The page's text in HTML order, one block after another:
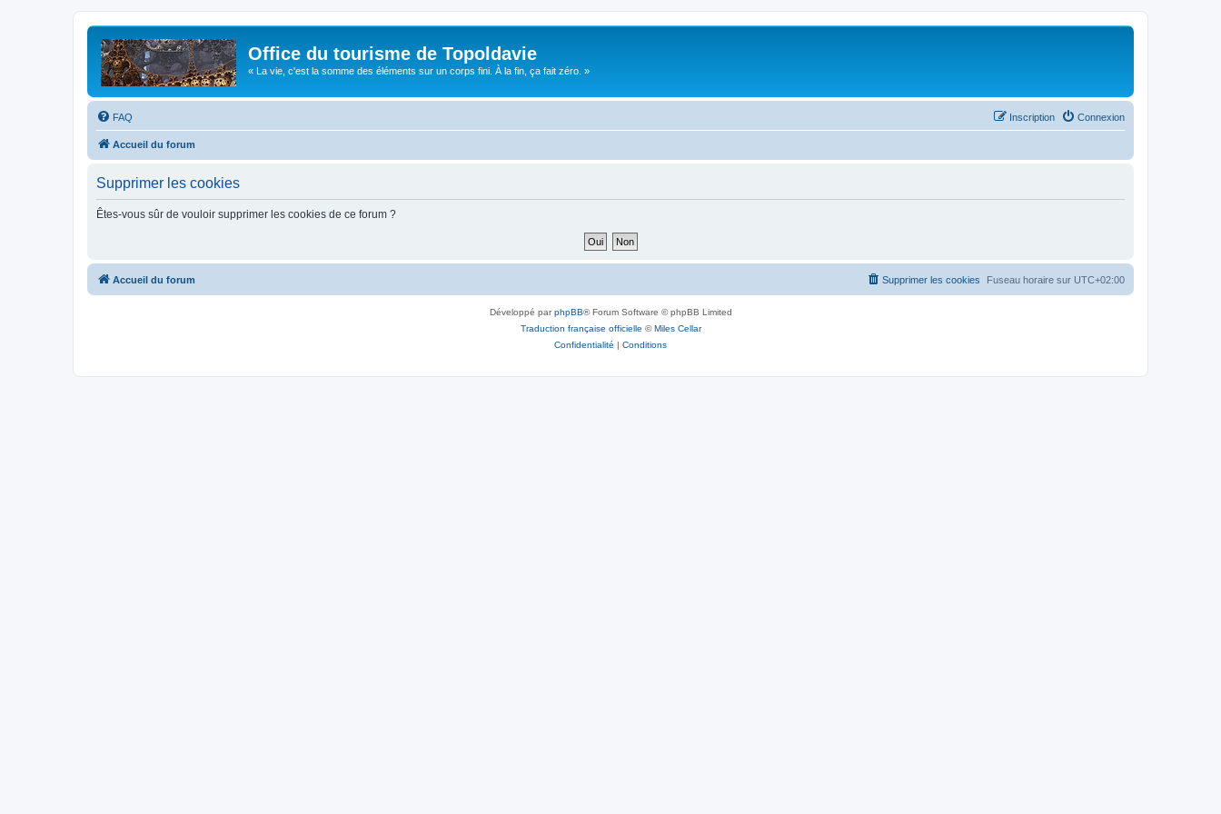
Office du tourisme de Topoldavie
« La vie, c'est la somme des éléments sur un corps fini. À la fin, ça fait zéro. »
FAQ Connexion
Inscription
Accueil du forum
Supprimer les cookies
Êtes-vous sûr de vouloir supprimer les cookies de ce forum ?
Accueil du forum Fuseau horaire sur UTC+02:00
Supprimer les cookies
Développé parphpBB® Forum Software © phpBB Limited
Traduction française officielle ©Miles Cellar
Confidentialité | Conditions